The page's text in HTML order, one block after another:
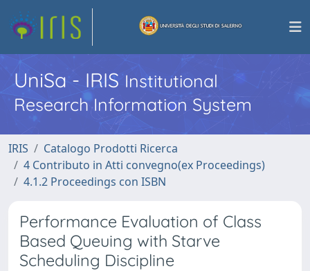
UniSa - IRISInstitutional
Research Information System
IRIS
Catalogo Prodotti Ricerca
4 Contributo in Atti convegno(ex Proceedings)
4.1.2 Proceedings con ISBN
Performance Evaluation of Class
Based Queuing with Starve
Scheduling Discipline